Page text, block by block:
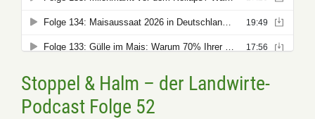
Stoppel & Halm – der Landwirte-
Podcast Folge 52